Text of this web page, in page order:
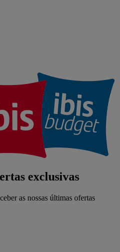
exclusivas
as nossas últimas ofertas